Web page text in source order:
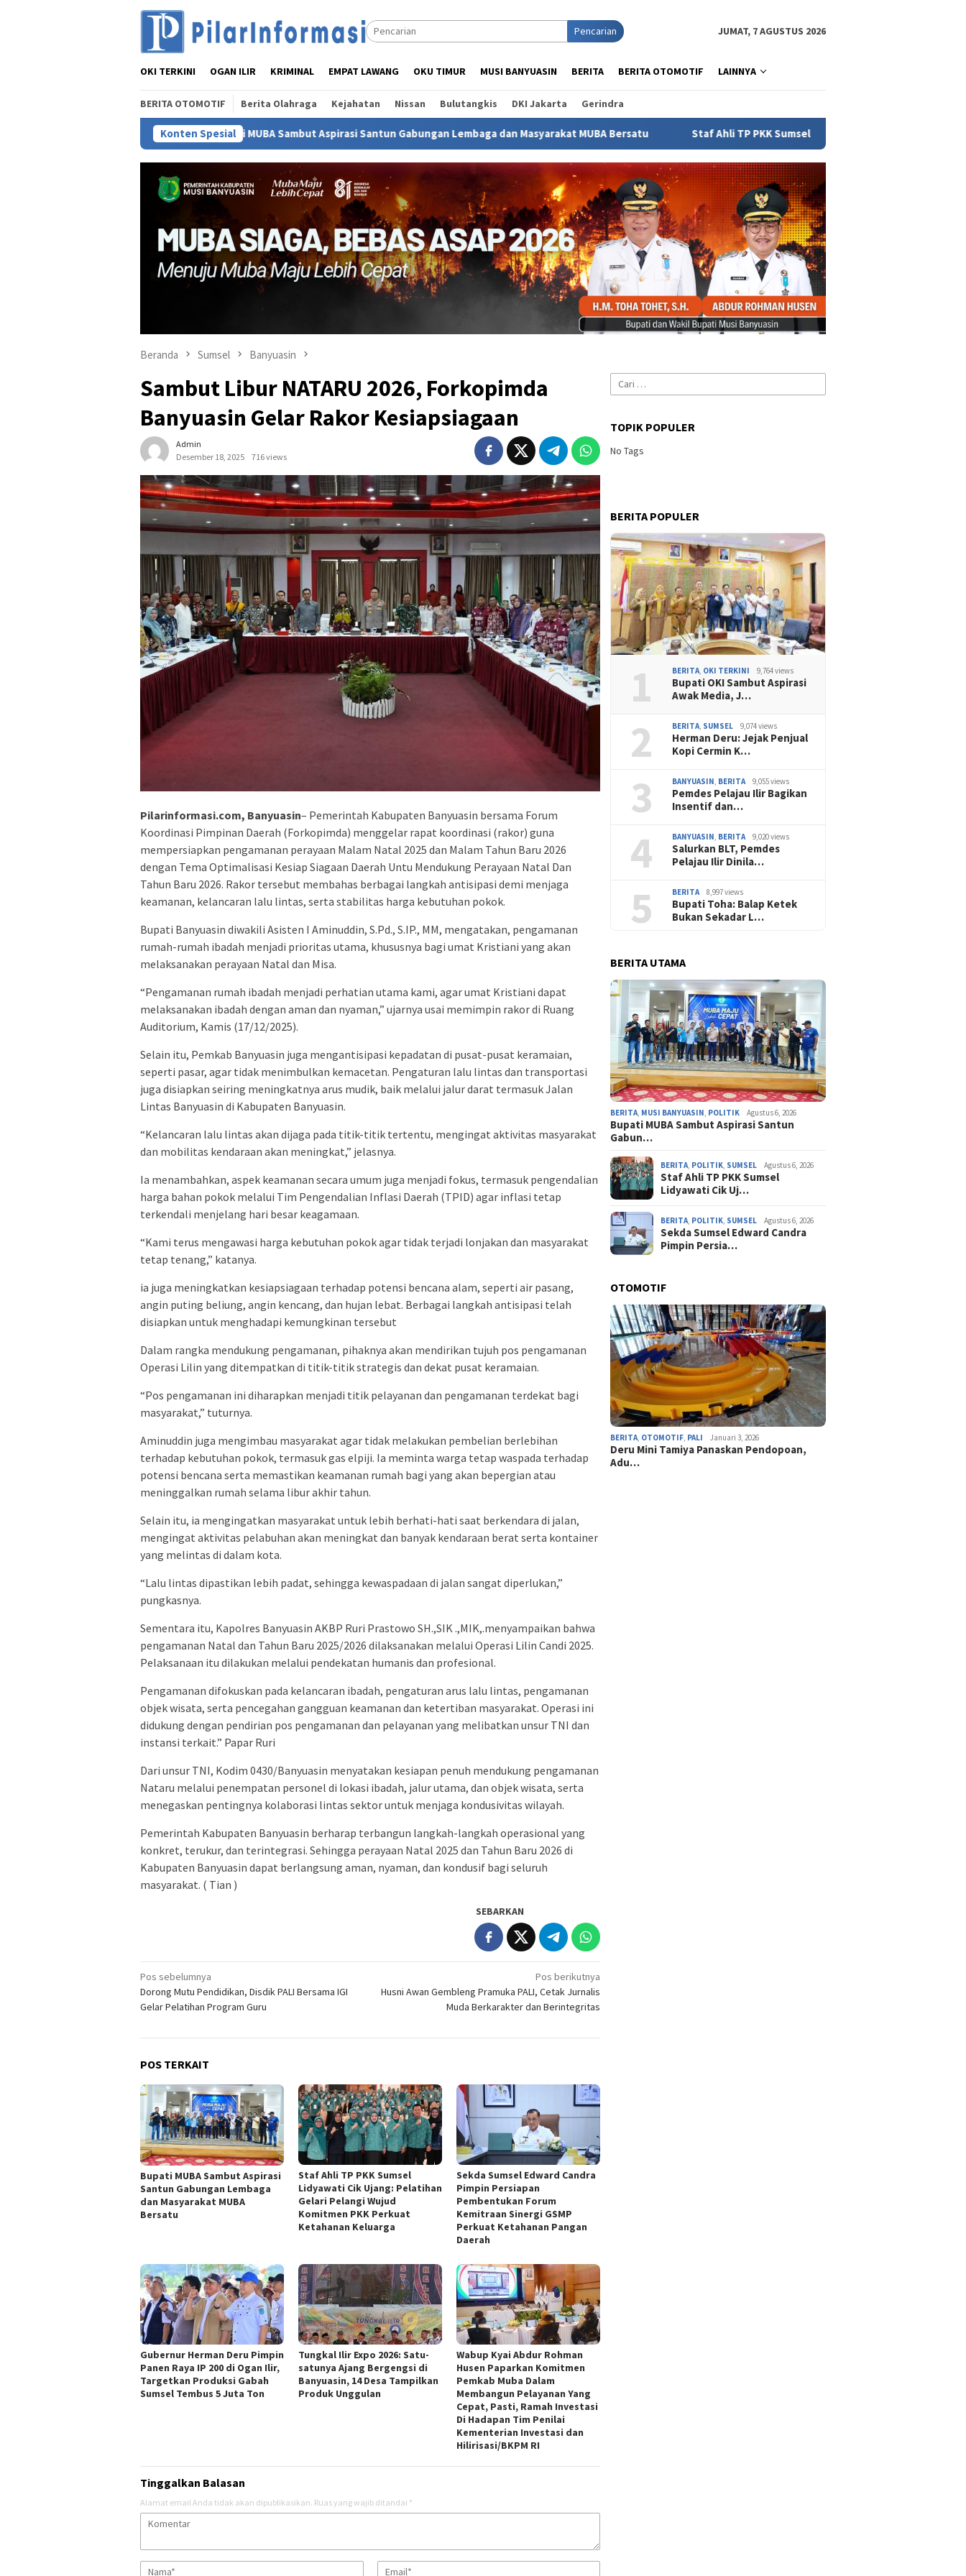
Pencarian JUMAT, 7 AGUSTUS 2026
OKI TERKINI OGAN ILIR KRIMINAL EMPAT LAWANG OKU TIMUR MUSI BANYUASIN BERITA BERITA OTOMOTIF LAINNYA
BERITA OTOMOTIF Berita Olahraga Kejahatan Nissan Bulutangkis DKI Jakarta Gerindra
Konten Spesial
Bupati MUBA Sambut Aspirasi Santun Gabungan Lembaga dan Masyarakat MUBA Bersatu Staf Ahli TP PKK Sumsel Lidyawati Cik Ujang: Pelatihan Gelari Pelangi Wujud
Beranda Sumsel Banyuasin
Sambut Libur NATARU 2026, Forkopimda
Banyuasin Gelar Rakor Kesiapsiagaan
Admin
Desember 18, 2025
716 views
Pilarinformasi.com, Banyuasin– Pemerintah Kabupaten Banyuasin bersama Forum
Koordinasi Pimpinan Daerah (Forkopimda) menggelar rapat koordinasi (rakor) guna
mempersiapkan pengamanan perayaan Malam Natal 2025 dan Malam Tahun Baru 2026
dengan Tema Optimalisasi Kesiap Siagaan Daerah Untu Mendukung Perayaan Natal Dan
Tahun Baru 2026. Rakor tersebut membahas berbagai langkah antisipasi demi menjaga
keamanan, kelancaran lalu lintas, serta stabilitas harga kebutuhan pokok.
Bupati Banyuasin diwakili Asisten I Aminuddin, S.Pd., S.IP., MM, mengatakan, pengamanan
rumah-rumah ibadah menjadi prioritas utama, khususnya bagi umat Kristiani yang akan
melaksanakan perayaan Natal dan Misa.
“Pengamanan rumah ibadah menjadi perhatian utama kami, agar umat Kristiani dapat
melaksanakan ibadah dengan aman dan nyaman,” ujarnya usai memimpin rakor di Ruang
Auditorium, Kamis (17/12/2025).
Selain itu, Pemkab Banyuasin juga mengantisipasi kepadatan di pusat-pusat keramaian,
seperti pasar, agar tidak menimbulkan kemacetan. Pengaturan lalu lintas dan transportasi
juga disiapkan seiring meningkatnya arus mudik, baik melalui jalur darat termasuk Jalan
Lintas Banyuasin di Kabupaten Banyuasin.
“Kelancaran lalu lintas akan dijaga pada titik-titik tertentu, mengingat aktivitas masyarakat
dan mobilitas kendaraan akan meningkat,” jelasnya.
Ia menambahkan, aspek keamanan secara umum juga menjadi fokus, termasuk pengendalian
harga bahan pokok melalui Tim Pengendalian Inflasi Daerah (TPID) agar inflasi tetap
terkendali menjelang hari besar keagamaan.
“Kami terus mengawasi harga kebutuhan pokok agar tidak terjadi lonjakan dan masyarakat
tetap tenang,” katanya.
ia juga meningkatkan kesiapsiagaan terhadap potensi bencana alam, seperti air pasang,
angin puting beliung, angin kencang, dan hujan lebat. Berbagai langkah antisipasi telah
disiapkan untuk menghadapi kemungkinan tersebut
Dalam rangka mendukung pengamanan, pihaknya akan mendirikan tujuh pos pengamanan
Operasi Lilin yang ditempatkan di titik-titik strategis dan dekat pusat keramaian.
“Pos pengamanan ini diharapkan menjadi titik pelayanan dan pengamanan terdekat bagi
masyarakat,” tuturnya.
Aminuddin juga mengimbau masyarakat agar tidak melakukan pembelian berlebihan
terhadap kebutuhan pokok, termasuk gas elpiji. Ia meminta warga tetap waspada terhadap
potensi bencana serta memastikan keamanan rumah bagi yang akan bepergian atau
meninggalkan rumah selama libur akhir tahun.
Selain itu, ia mengingatkan masyarakat untuk lebih berhati-hati saat berkendara di jalan,
mengingat aktivitas pelabuhan akan meningkat dan banyak kendaraan berat serta kontainer
yang melintas di dalam kota.
“Lalu lintas dipastikan lebih padat, sehingga kewaspadaan di jalan sangat diperlukan,”
pungkasnya.
Sementara itu, Kapolres Banyuasin AKBP Ruri Prastowo SH.,SIK .,MIK,.menyampaikan bahwa
pengamanan Natal dan Tahun Baru 2025/2026 dilaksanakan melalui Operasi Lilin Candi 2025.
Pelaksanaan itu dilakukan melalui pendekatan humanis dan profesional.
Pengamanan difokuskan pada kelancaran ibadah, pengaturan arus lalu lintas, pengamanan
objek wisata, serta pencegahan gangguan keamanan dan ketertiban masyarakat. Operasi ini
didukung dengan pendirian pos pengamanan dan pelayanan yang melibatkan unsur TNI dan
instansi terkait.” Papar Ruri
Dari unsur TNI, Kodim 0430/Banyuasin menyatakan kesiapan penuh mendukung pengamanan
Nataru melalui penempatan personel di lokasi ibadah, jalur utama, dan objek wisata, serta
menegaskan pentingnya kolaborasi lintas sektor untuk menjaga kondusivitas wilayah.
Pemerintah Kabupaten Banyuasin berharap terbangun langkah-langkah operasional yang
konkret, terukur, dan terintegrasi. Sehingga perayaan Natal 2025 dan Tahun Baru 2026 di
Kabupaten Banyuasin dapat berlangsung aman, nyaman, dan kondusif bagi seluruh
masyarakat. ( Tian )
SEBARKAN
Navigasi
pos
Pos sebelumnya
Dorong Mutu Pendidikan, Disdik PALI Bersama IGI
Gelar Pelatihan Program Guru
Pos berikutnya
Husni Awan Gembleng Pramuka PALI, Cetak Jurnalis
Muda Berkarakter dan Berintegritas
POS TERKAIT
Bupati MUBA Sambut Aspirasi
Santun Gabungan Lembaga
dan Masyarakat MUBA
Bersatu
Staf Ahli TP PKK Sumsel
Lidyawati Cik Ujang: Pelatihan
Gelari Pelangi Wujud
Komitmen PKK Perkuat
Ketahanan Keluarga
Sekda Sumsel Edward Candra
Pimpin Persiapan
Pembentukan Forum
Kemitraan Sinergi GSMP
Perkuat Ketahanan Pangan
Daerah
Gubernur Herman Deru Pimpin
Panen Raya IP 200 di Ogan Ilir,
Targetkan Produksi Gabah
Sumsel Tembus 5 Juta Ton
Tungkal Ilir Expo 2026: Satu-
satunya Ajang Bergengsi di
Banyuasin, 14 Desa Tampilkan
Produk Unggulan
Wabup Kyai Abdur Rohman
Husen Paparkan Komitmen
Pemkab Muba Dalam
Membangun Pelayanan Yang
Cepat, Pasti, Ramah Investasi
Di Hadapan Tim Penilai
Kementerian Investasi dan
Hilirisasi/BKPM RI
Tinggalkan Balasan
Alamat email Anda tidak akan dipublikasikan. Ruas yang wajib ditandai *
Cari
untuk:
TOPIK POPULER
No Tags
BERITA POPULER
1 BERITA, OKI TERKINI 9,764 views
Bupati OKI Sambut Aspirasi
Awak Media, J…
2 BERITA, SUMSEL 9,074 views
Herman Deru: Jejak Penjual
Kopi Cermin K…
3 BANYUASIN, BERITA 9,055 views
Pemdes Pelajau Ilir Bagikan
Insentif dan…
4 BANYUASIN, BERITA 9,020 views
Salurkan BLT, Pemdes
Pelajau Ilir Dinila…
5 BERITA 8,997 views
Bupati Toha: Balap Ketek
Bukan Sekadar L…
BERITA UTAMA
BERITA, MUSI BANYUASIN, POLITIK Agustus 6, 2026
Bupati MUBA Sambut Aspirasi Santun
Gabun…
BERITA, POLITIK, SUMSEL Agustus 6, 2026
Staf Ahli TP PKK Sumsel
Lidyawati Cik Uj…
BERITA, POLITIK, SUMSEL Agustus 6, 2026
Sekda Sumsel Edward Candra
Pimpin Persia…
OTOMOTIF
BERITA, OTOMOTIF, PALI Januari 3, 2026
Deru Mini Tamiya Panaskan Pendopoan,
Adu…